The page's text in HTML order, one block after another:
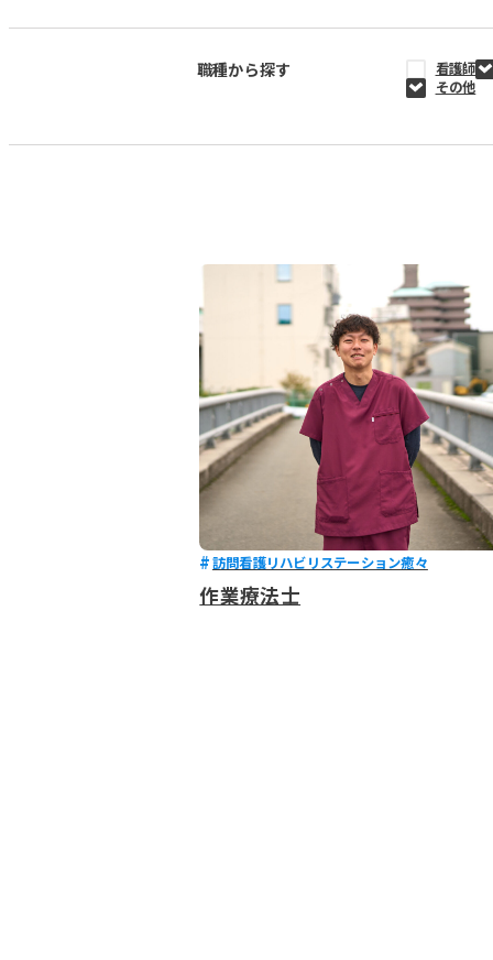
職種から探す
看護師
その他
訪問看護リハビリステーション癒々
作業療法士